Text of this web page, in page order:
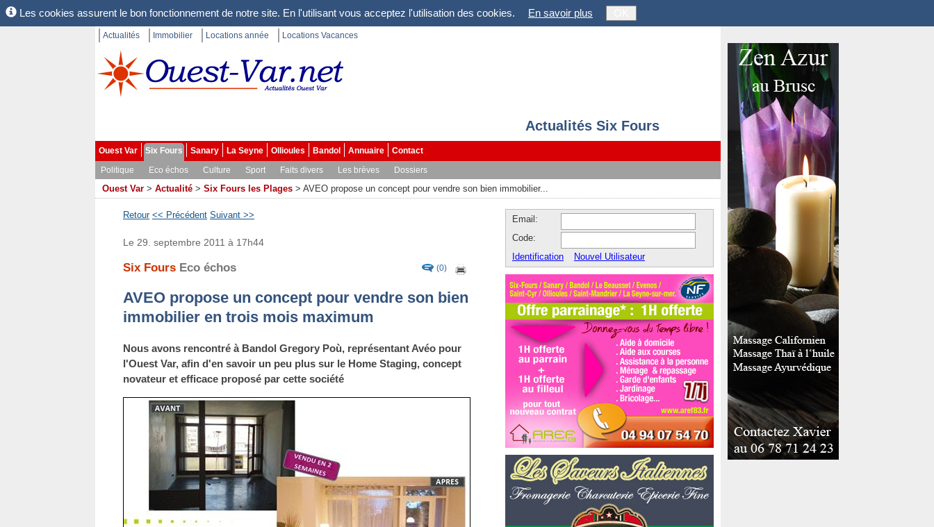
Les cookies assurent le bon fonctionnement de notre site. En l'utilisant vous acceptez l'utilisation des cookies. En savoir plus
Actualités Immobilier Locations année Locations Vacances
Actualités Six Fours
Ouest Var Six Fours Sanary La Seyne Ollioules Bandol Annuaire
Contact
Politique
Eco échos Culture Sport Faits divers Les brèves Dossiers
Ouest Var > Actualité > Six Fours les Plages > AVEO propose un concept pour vendre son bien immobilier...
Retour << Précédent Suivant >>
(0)
Le 29. septembre 2011 à 17h44
Six Fours Eco échos
AVEO propose un concept pour vendre son bien
immobilier en trois mois maximum
Nous avons rencontré à Bandol Gregory Poù, représentant Avéo pour
l'Ouest Var, afin d'en savoir un peu plus sur le Home Staging, concept
novateur et efficace proposé par cette société
Email:
Code:
Identification
Nouvel Utilisateur